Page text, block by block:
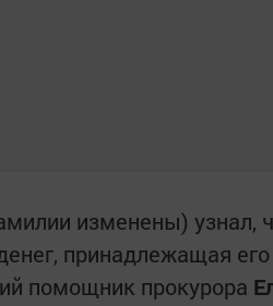
изменены) узнал,
принадлежащая
помощник прокурора